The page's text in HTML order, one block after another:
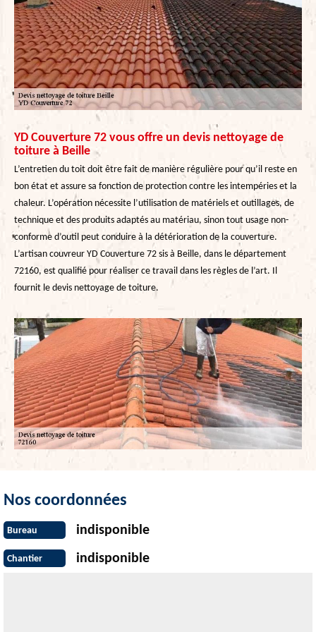
YD Couverture 72 vous offre un devis nettoyage de
toiture à Beille
L’entretien du toit doit être fait de manière régulière pour qu’il reste en
bon état et assure sa fonction de protection contre les intempéries et la
chaleur. L’opération nécessite l’utilisation de matériels et outillages, de
technique et des produits adaptés au matériau, sinon tout usage non-
conforme d’outil peut conduire à la détérioration de la couverture.
L’artisan couvreur YD Couverture 72 sis à Beille, dans le département
72160, est qualifié pour réaliser ce travail dans les règles de l’art. Il
fournit le devis nettoyage de toiture.
Nos coordonnées
Bureau indisponible
Chantier indisponible